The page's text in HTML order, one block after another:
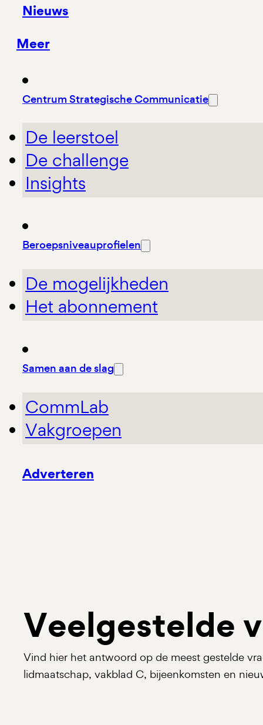
Nieuws
Meer
Centrum Strategische Communicatie
De leerstoel
De challenge
Insights
Beroepsniveauprofielen
De mogelijkheden
Het abonnement
Samen aan de slag
CommLab
Vakgroepen
Adverteren
Veelgestelde
Vind hier het antwoord op de meest gestelde
lidmaatschap, vakblad C, bijeenkomsten en